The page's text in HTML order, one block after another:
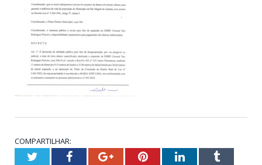
COMPARTILHAR:
TwitterFacebookGoogle+PinterestLinkedInTumblr